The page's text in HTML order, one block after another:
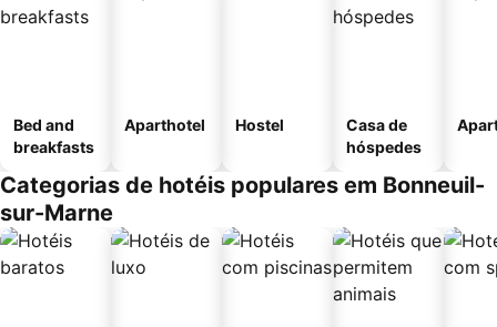
Bed and
breakfasts
Aparthotel Hostel
Casa de
hóspedes
Categorias de hotéis populares em Bonneuil-
sur-Marne